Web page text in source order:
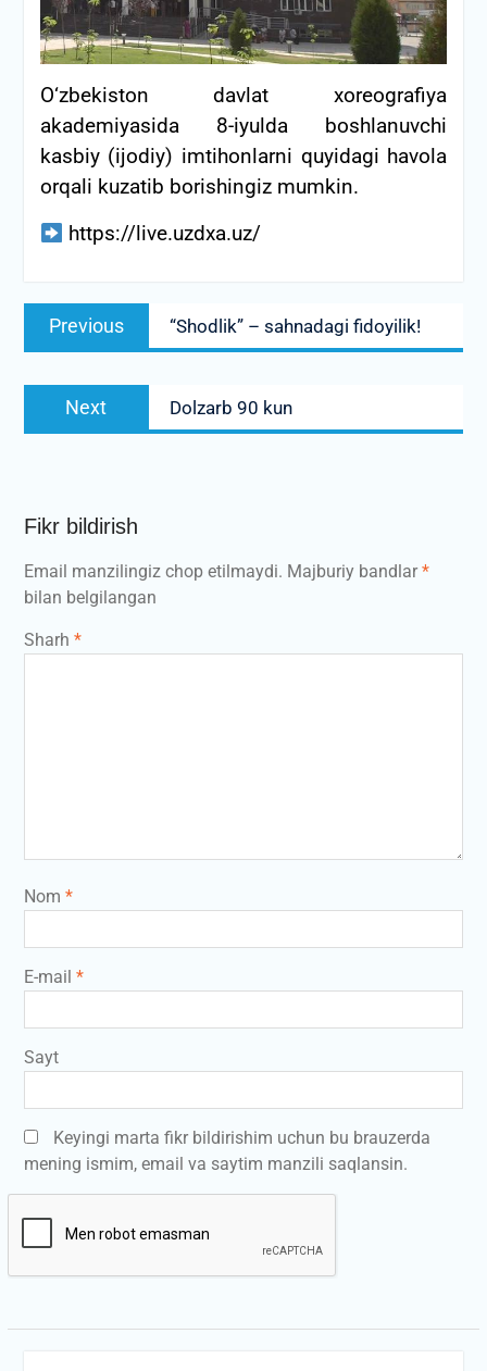
O‘zbekiston davlat xoreografiya
akademiyasida 8-iyulda boshlanuvchi
kasbiy (ijodiy) imtihonlarni quyidagi havola
orqali kuzatib borishingiz mumkin.
https://live.uzdxa.uz/
Post
menyusi
Previous
Previous
post:
“Shodlik” – sahnadagi fidoyilik!
Next
Next
post:
Dolzarb 90 kun
Fikr bildirish
Email manzilingiz chop etilmaydi. Majburiy bandlar*
bilan belgilangan
Sharh *
Nom *
E-mail *
Sayt
Keyingi marta fikr bildirishim uchun bu brauzerda
mening ismim, email va saytim manzili saqlansin.